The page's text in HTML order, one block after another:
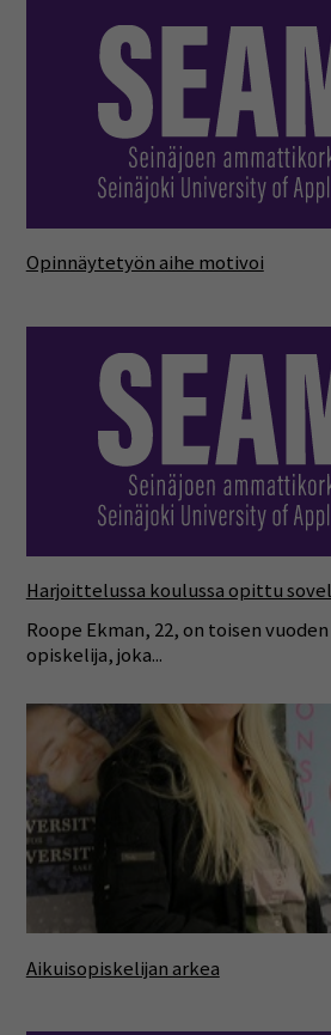
Opinnäytetyön aihe motivoi
Harjoittelussa koulussa opittu
Roope Ekman, 22, on toisen
opiskelija, joka...
Aikuisopiskelijan arkea